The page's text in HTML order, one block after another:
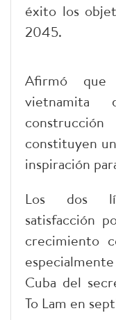
éxito los
2045.
Afirmó
constituyen
inspiración
Los dos
satisfacción
crecimiento
Cuba del
To Lam en